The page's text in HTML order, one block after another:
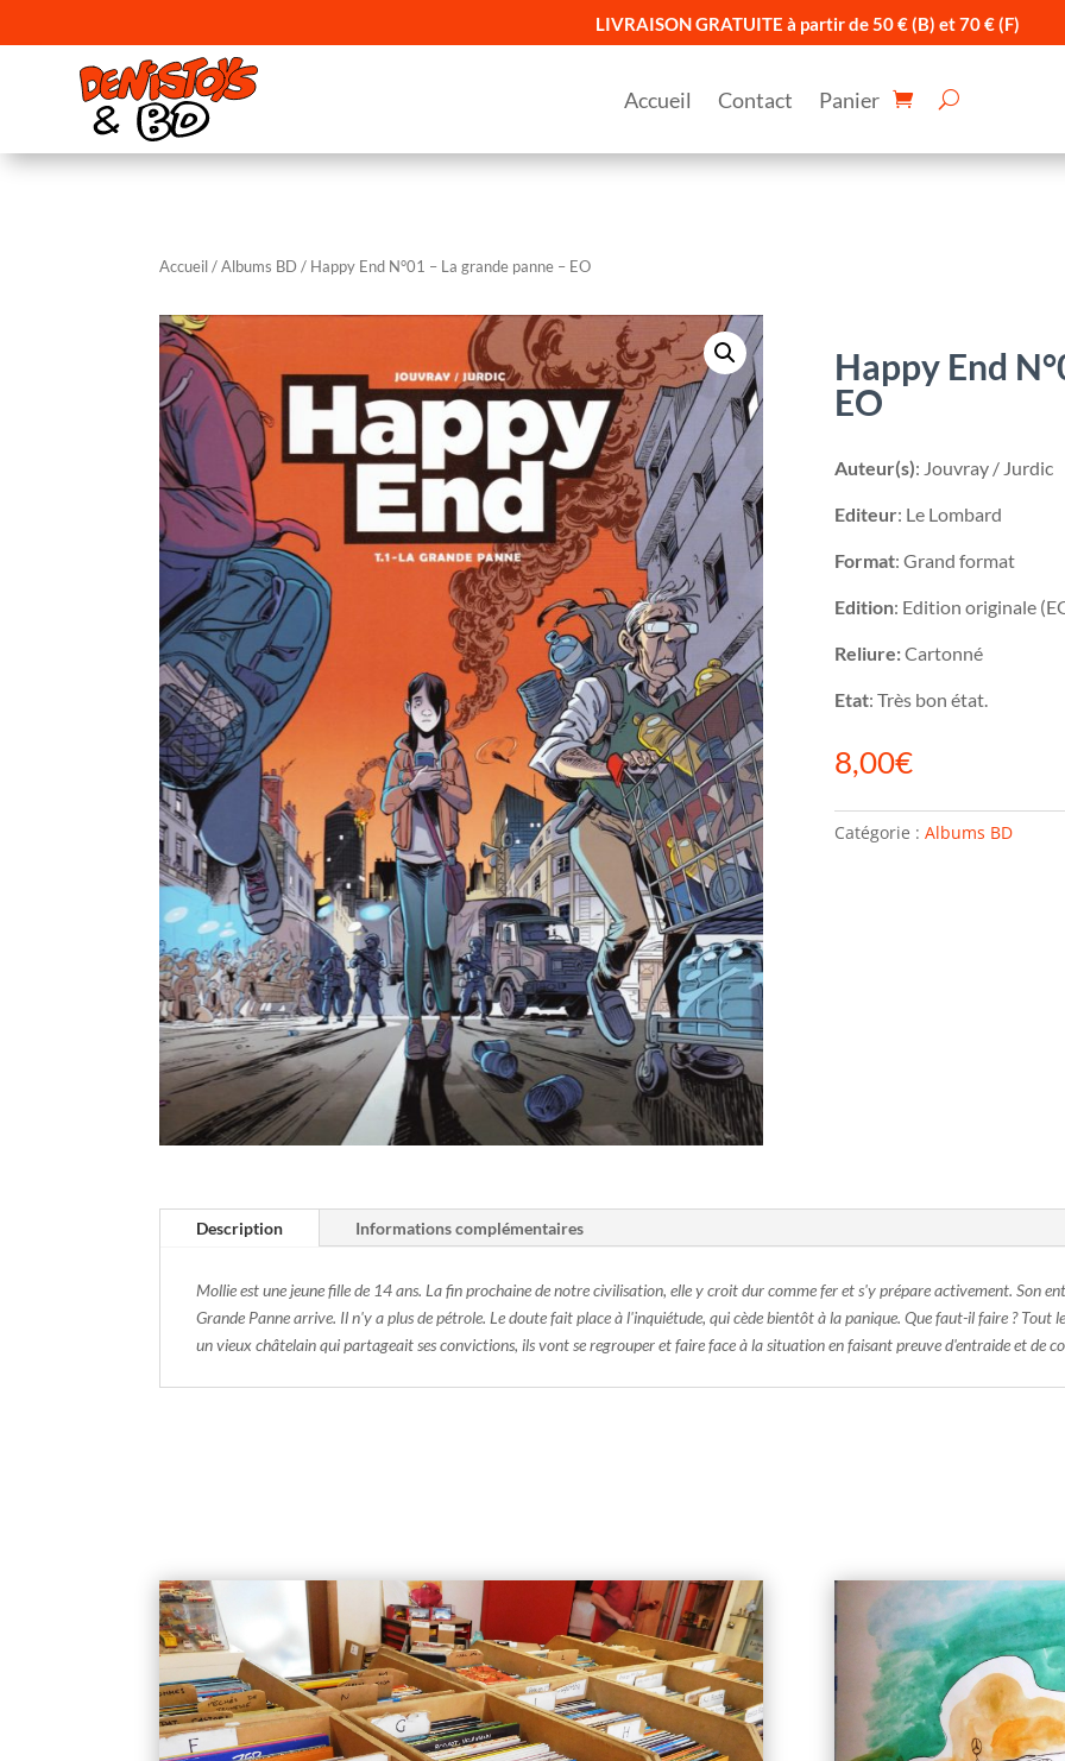
LIVRAISON GRATUITE à partir de 50 € (B) et 70 € (F)
Accueil Contact Panier
Accueil/Albums BD / Happy End N°01 – La grande panne – EO
Happy End
EO
Auteur(s): Jouvray / Jurdic
Editeur: Le Lombard
Format: Grand format
Edition: Edition originale
Reliure:Cartonné
Etat: Très bon état.
8,00€
Catégorie : Albums BD
Description Informations complémentaires
Mollie est une jeune fille de 14 ans. La fin prochaine de notre civilisation, elle y croit dur comme fer et s'y prépare activement. Son
Grande Panne arrive. Il n'y a plus de pétrole. Le doute fait place à l'inquiétude, qui cède bientôt à la panique. Que faut-il faire ? Tout
un vieux châtelain qui partageait ses convictions, ils vont se regrouper et faire face à la situation en faisant preuve d'entraide et de